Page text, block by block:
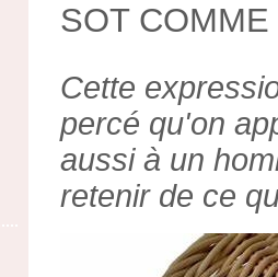
SOT
Cette
percé qu'on
aussi à un
retenir de ce